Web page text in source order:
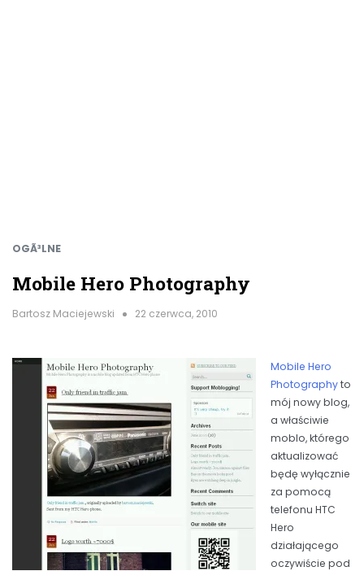
OGÃ³LNE
Mobile Hero Photography
Bartosz Maciejewski 22 czerwca, 2010
Mobile Hero
Photographyto
mój nowy blog,
a właściwie
moblo, którego
aktualizować
będę wyłącznie
za pomocą
telefonu HTC
Hero
działającego
oczywiście pod